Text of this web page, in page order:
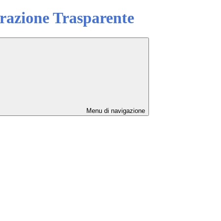
Trasparente
Menu di navigazione